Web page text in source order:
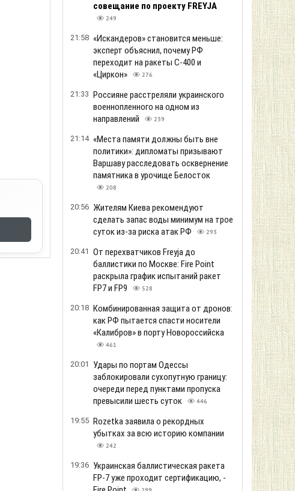
совещание по проекту FREYJA
249
21:58 «Искандеров» становится меньше:
эксперт объяснил, почему РФ
переходит на ракеты С-400 и
«Циркон»
276
21:33 Россияне расстреляли украинского
военнопленного на одном из
направлений
239
21:14 «Места памяти должны быть вне
политики»: дипломаты призывают
Варшаву расследовать осквернение
памятника в урочище Белосток
208
20:56 Жителям Киева рекомендуют
сделать запас воды минимум на трое
суток из-за риска атак РФ
293
20:41 От перехватчиков Freyja до
баллистики по Москве: Fire Point
раскрыла график испытаний ракет
FP7 и FP9
528
20:18 Комбинированная защита от дронов:
как РФ пытается спасти носители
«Калибров» в порту Новороссийска
461
20:01
Удары по портам Одессы
заблокировали сухопутную границу:
очереди перед пунктами пропуска
превысили шесть суток
446
19:55 Rozetka заявила о рекордных
убытках за всю историю компании
242
19:36 Украинская баллистическая ракета
FP-7 уже проходит сертификацию, -